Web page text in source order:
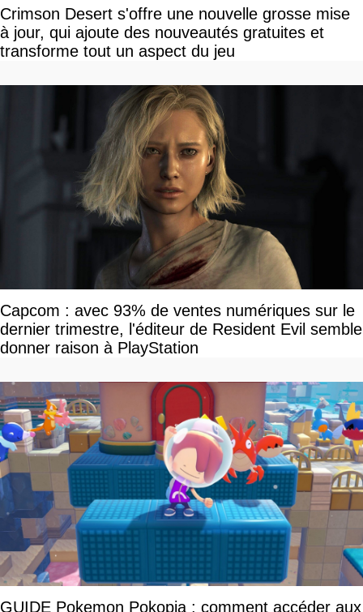
Crimson Desert s'offre une nouvelle grosse mise
à jour, qui ajoute des nouveautés gratuites et
transforme tout un aspect du jeu
Capcom : avec 93% de ventes numériques sur le
dernier trimestre, l'éditeur de Resident Evil semble
donner raison à PlayStation
GUIDE Pokemon Pokopia : comment accéder aux